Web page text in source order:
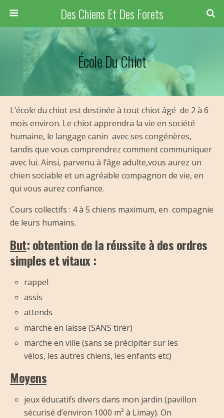
Des Chiens Et Des Forets
École Du Chiot
L’école du chiot est destinée à tout chiot âgé de 2 à 6
mois environ. Le chiot apprendra la vie en société
humaine, le langage canin avec ses congénères,
tandis que vous comprendrez comment communiquer
avec lui. Ainsi, parvenu à l’âge adulte,vous aurez un
chien sociable et un agréable compagnon de vie, en
qui vous aurez confiance.
Cours collectifs : 4 à 5 chiens maximum, en compagnie
de leurs humains.
But:obtention de la réussite à des ordres
simples et vitaux :
rappel
assis
attends
marche en laisse (SANS tirer)
marche en ville (sans se précipiter sur les
vélos, les autres chiens, les enfants etc)
Moyens
jeux éducatifs divers dans mon jardin (pavillon
sécurisé d’environ 1000 m² à Limay). On